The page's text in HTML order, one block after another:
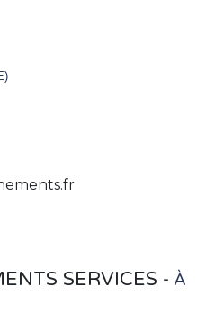
SERVICES - À